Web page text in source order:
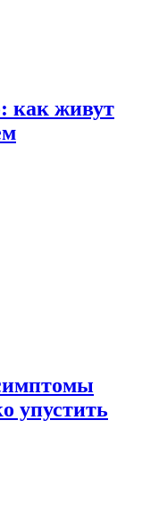
как живут
упустить